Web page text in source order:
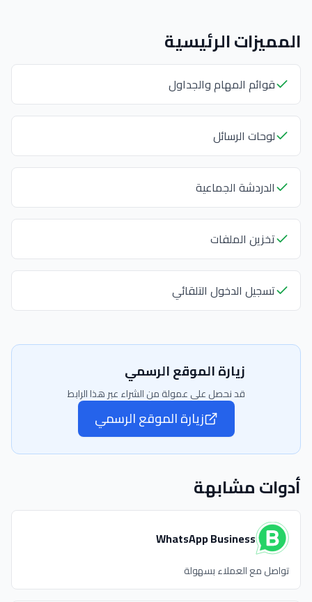
المميزات الرئيسية
قوائم المهام والجداول
لوحات الرسائل
الدردشة الجماعية
تخزين الملفات
تسجيل الدخول التلقائي
زيارة الموقع الرسمي
قد نحصل على عمولة من الشراء عبر هذا الرابط
زيارة الموقع الرسمي
أدوات مشابهة
WhatsApp Business
تواصل مع العملاء بسهولة